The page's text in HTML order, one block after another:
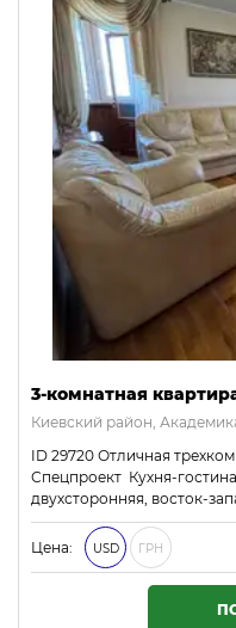
3-комнатная
Киевский район,
ID 29720 Отличная
Спецпроект Кухня-
двухсторонняя, восток-
Цена: USD ГРН